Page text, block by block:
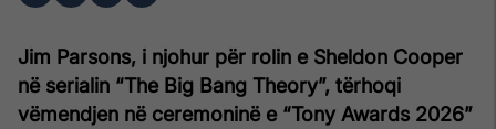
Jim Parsons, i njohur për rolin e Sheldon Cooper
në serialin “The Big Bang Theory”, tërhoqi
vëmendjen në ceremoninë e “Tony Awards 2026”